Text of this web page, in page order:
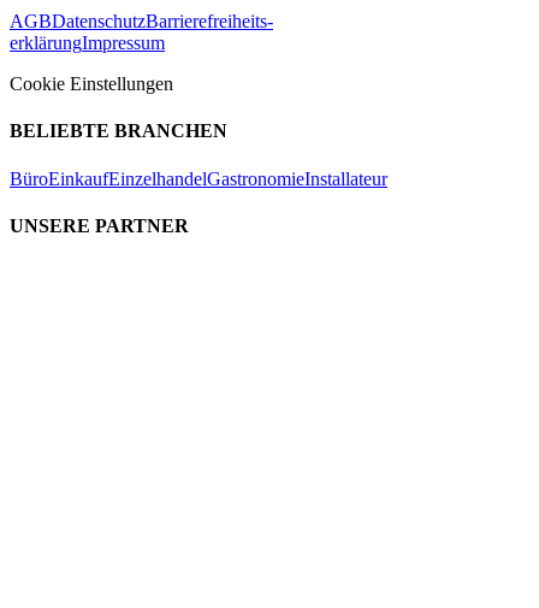
AGBDatenschutzBarrierefreiheits-
erklärungImpressum
Cookie Einstellungen
BELIEBTE BRANCHEN
BüroEinkaufEinzelhandelGastronomieInstallateur
UNSERE PARTNER